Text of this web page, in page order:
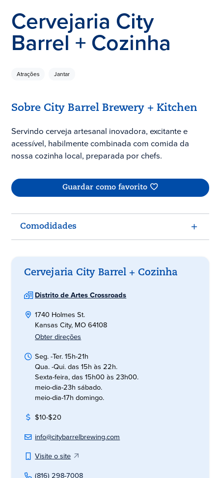
Cervejaria City
Barrel + Cozinha
Atrações Jantar
Sobre City Barrel Brewery + Kitchen
Servindo cerveja artesanal inovadora, excitante e
acessível, habilmente combinada com comida da
nossa cozinha local, preparada por chefs.
Guardar como favorito
Comodidades
Cervejaria City Barrel + Cozinha
Distrito de Artes Crossroads
1740 Holmes St.
Kansas City, MO 64108
Obter direções
Seg. -Ter. 15h-21h
Qua. -Qui. das 15h às 22h.
Sexta-feira, das 15h00 às 23h00.
meio-dia-23h sábado.
meio-dia-17h domingo.
$10-$20
info@citybarrelbrewing.com
Visite o site
(816) 298-7008